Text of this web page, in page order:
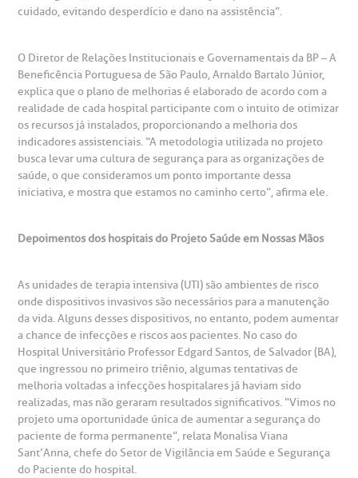
R. Colômbia, 332
CEP: 01438-000 | Jardim Paulista
São Paulo - SP
de cuidado
e perdidos
cuidado, evitando desperdício e dano na assistência”.
O Diretor de Relações Institucionais e Governamentais da BP – A
Beneficência Portuguesa de São Paulo, Arnaldo Bartalo Júnior,
explica que o plano de melhorias é elaborado de acordo com a
realidade de cada hospital participante com o intuito de otimizar
os recursos já instalados, proporcionando a melhoria dos
indicadores assistenciais. “A metodologia utilizada no projeto
busca levar uma cultura de segurança para as organizações de
saúde, o que consideramos um ponto importante dessa
iniciativa, e mostra que estamos no caminho certo”, afirma ele.
Depoimentos dos hospitais do Projeto Saúde em Nossas Mãos
As unidades de terapia intensiva (UTI) são ambientes de risco
onde dispositivos invasivos são necessários para a manutenção
da vida. Alguns desses dispositivos, no entanto, podem aumentar
a chance de infecções e riscos aos pacientes. No caso do
Hospital Universitário Professor Edgard Santos, de Salvador (BA),
que ingressou no primeiro triênio, algumas tentativas de
melhoria voltadas a infecções hospitalares já haviam sido
realizadas, mas não geraram resultados significativos. “Vimos no
projeto uma oportunidade única de aumentar a segurança do
paciente de forma permanente”, relata Monalisa Viana
Sant’Anna, chefe do Setor de Vigilância em Saúde e Segurança
do Paciente do hospital.